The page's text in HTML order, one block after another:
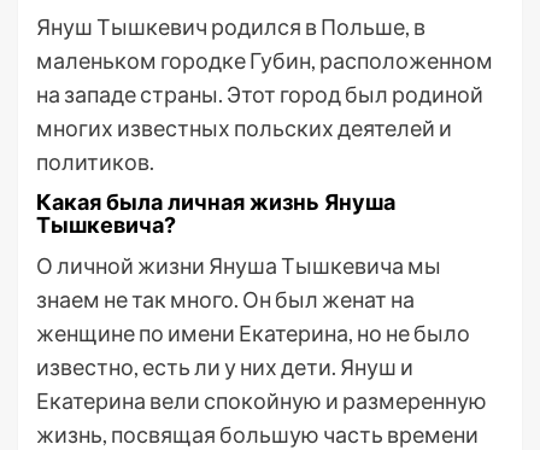
Януш Тышкевич родился в Польше, в
маленьком городке Губин, расположенном
на западе страны. Этот город был родиной
многих известных польских деятелей и
политиков.
Какая была личная жизнь Януша
Тышкевича?
О личной жизни Януша Тышкевича мы
знаем не так много. Он был женат на
женщине по имени Екатерина, но не было
известно, есть ли у них дети. Януш и
Екатерина вели спокойную и размеренную
жизнь, посвящая большую часть времени